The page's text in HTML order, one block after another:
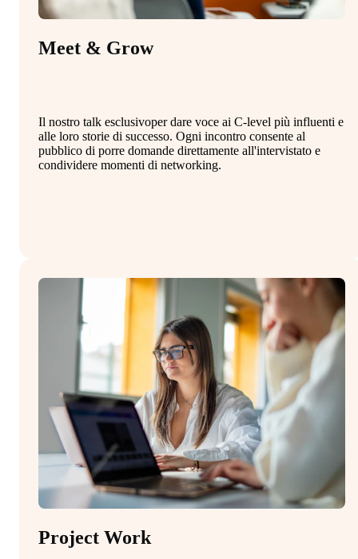
Meet & Grow
Il nostro talk esclusivoper dare voce ai C-level più influenti e
alle loro storie di successo. Ogni incontro consente al
pubblico di porre domande direttamente all'intervistato e
condividere momenti di networking.
Project Work